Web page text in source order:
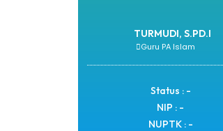
TURMUDI, S.PD.I
Guru PA Islam
Status : -
NIP : -
NUPTK : -